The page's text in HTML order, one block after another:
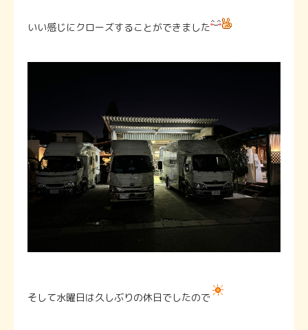
いい感じにクローズすることができました
そして水曜日は久しぶりの休日でしたので